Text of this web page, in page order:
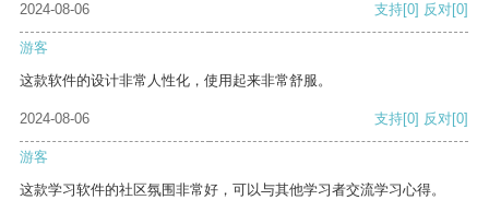
2024-08-06 支持[0] 反对[0]
游客
这款软件的设计非常人性化，使用起来非常舒服。
2024-08-06 支持[0] 反对[0]
游客
这款学习软件的社区氛围非常好，可以与其他学习者交流学习心得。